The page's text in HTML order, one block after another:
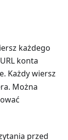
każdego
konta
Każdy wiersz
Można
przed